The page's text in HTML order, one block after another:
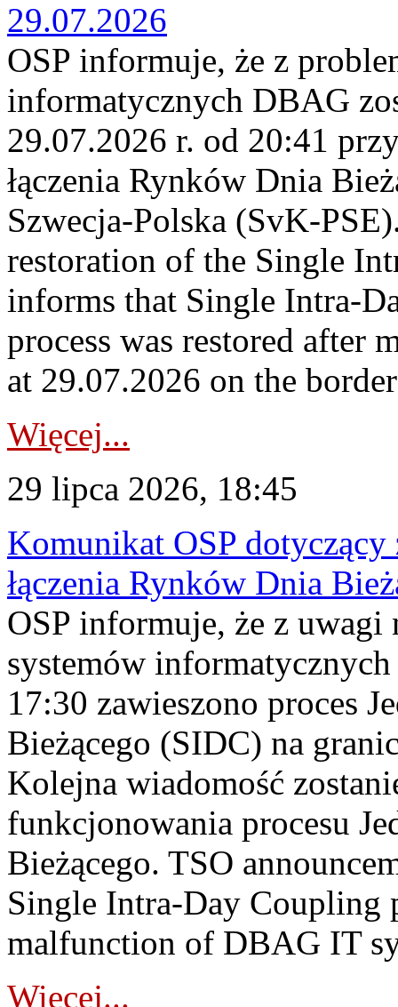
29.07.2026
OSP informuje, że z
informatycznych DBAG
29.07.2026 r. od 20:41
łączenia Rynków Dnia
Szwecja-Polska (SvK-
restoration of the Single
informs that Single Intra-
process was restored after
at 29.07.2026 on the
Więcej...
29 lipca 2026, 18:45
Komunikat OSP dotyczący
łączenia Rynków Dnia
OSP informuje, że z uwagi
systemów
17:30 zawieszono proces
Bieżącego (SIDC) na
Kolejna wiadomość
funkcjonowania procesu
Bieżącego. TSO
Single Intra-Day Coupling
malfunction of DBAG IT
Więcej...